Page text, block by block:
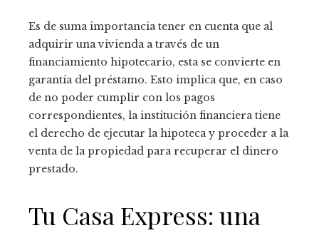
Es de suma importancia tener en cuenta que al
adquirir una vivienda a través de un
financiamiento hipotecario, esta se convierte en
garantía del préstamo. Esto implica que, en caso
de no poder cumplir con los pagos
correspondientes, la institución financiera tiene
el derecho de ejecutar la hipoteca y proceder a la
venta de la propiedad para recuperar el dinero
prestado.
Tu Casa Express: una